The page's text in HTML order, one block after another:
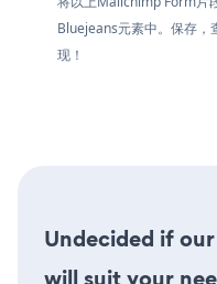
Bluejeans元素中。保存
现！
Undecided if